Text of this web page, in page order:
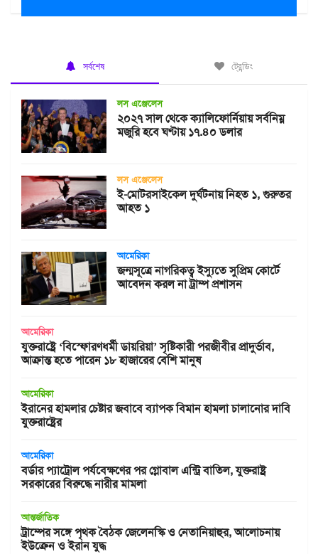
সর্বশেষ ট্রেন্ডিং
লস এঞ্জেলেস
২০২৭ সাল থেকে ক্যালিফোর্নিয়ায় সর্বনিম্ন
মজুরি হবে ঘণ্টায় ১৭.৪০ ডলার
লস এঞ্জেলেস
ই-মোটরসাইকেল দুর্ঘটনায় নিহত ১, গুরুতর
আহত ১
আমেরিকা
জন্মসূত্রে নাগরিকত্ব ইস্যুতে সুপ্রিম কোর্টে
আবেদন করল না ট্রাম্প প্রশাসন
আমেরিকা
যুক্তরাষ্ট্রে ‘বিস্ফোরণধর্মী ডায়রিয়া’ সৃষ্টিকারী পরজীবীর প্রাদুর্ভাব,
আক্রান্ত হতে পারেন ১৮ হাজারের বেশি মানুষ
আমেরিকা
ইরানের হামলার চেষ্টার জবাবে ব্যাপক বিমান হামলা চালানোর দাবি
যুক্তরাষ্ট্রের
আমেরিকা
বর্ডার প্যাট্রোল পর্যবেক্ষণের পর গ্লোবাল এন্ট্রি বাতিল, যুক্তরাষ্ট্র
সরকারের বিরুদ্ধে নারীর মামলা
আন্তর্জাতিক
ট্রাম্পের সঙ্গে পৃথক বৈঠক জেলেনস্কি ও নেতানিয়াহুর, আলোচনায়
ইউক্রেন ও ইরান যুদ্ধ